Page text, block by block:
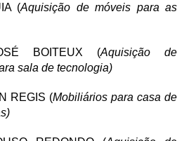
(Aquisição de móveis para as
BOITEUX (Aquisição de
sala de tecnologia)
REGIS (Mobiliários para casa de